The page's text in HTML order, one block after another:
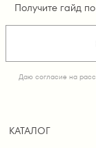
Получите гайд
Даю согласие на
КАТАЛОГ